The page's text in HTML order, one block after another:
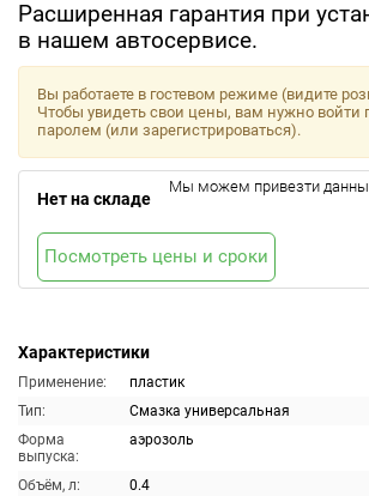
Расширенная гарантия при
в нашем автосервисе.
Характеристики
Применение:
пластик
Тип:
Смазка универсальная
Форма
выпуска:
аэрозоль
Объём, л:
0.4
Вы работаете в гостевом режиме (видите
Чтобы увидеть свои цены, вам нужно войти
паролем (или зарегистрироваться).
Нет на складе
Мы можем привезти
Посмотреть цены и сроки